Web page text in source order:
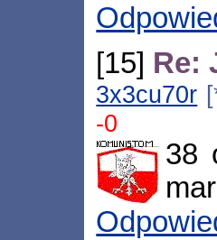
[15] Re:
3x3cu70r
-0
38